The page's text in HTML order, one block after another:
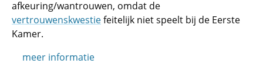
afkeuring/wantrouwen, omdat de
vertrouwenskwestiefeitelijk niet speelt bij de Eerste
Kamer.
meer informatie